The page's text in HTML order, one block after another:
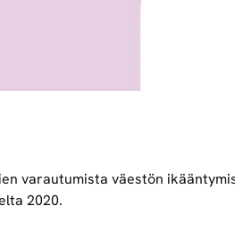
varautumista väestön
2020.